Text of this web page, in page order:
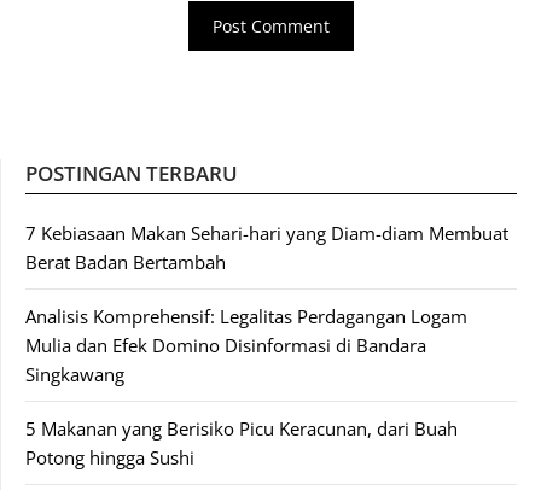
POSTINGAN TERBARU
7 Kebiasaan Makan Sehari-hari yang Diam-diam Membuat
Berat Badan Bertambah
Analisis Komprehensif: Legalitas Perdagangan Logam
Mulia dan Efek Domino Disinformasi di Bandara
Singkawang
5 Makanan yang Berisiko Picu Keracunan, dari Buah
Potong hingga Sushi